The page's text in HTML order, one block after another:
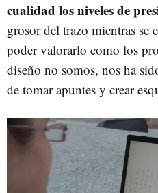
cualidad los niveles de
grosor del trazo mientras se
poder valorarlo como los
diseño no somos, nos ha
de tomar apuntes y crear